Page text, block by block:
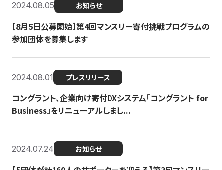
2024.08.05 お知らせ
【8月5日公募開始】第4回マンスリー寄付挑戦プログラムの
参加団体を募集します
2024.08.01 プレスリリース
コングラント、企業向け寄付DXシステム「コングラント for
Business」をリニューアルしまし...
2024.07.24 お知らせ